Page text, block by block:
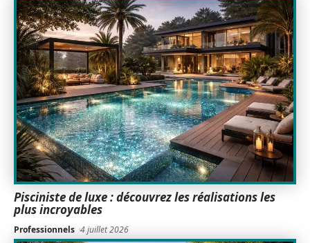
Pisciniste de luxe : découvrez les réalisations les
plus incroyables
Professionnels 4 juillet 2026